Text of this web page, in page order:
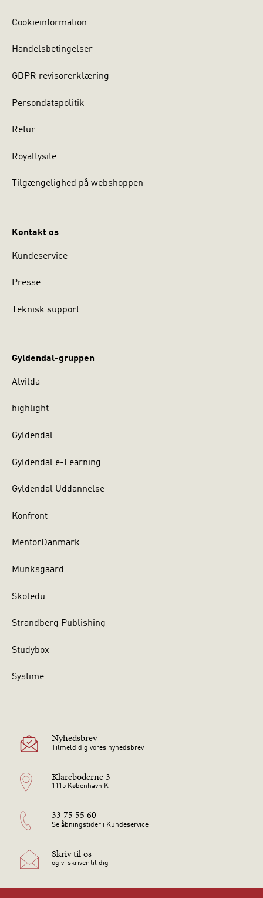
Cookieinformation
Handelsbetingelser
GDPR revisorerklæring
Persondatapolitik
Retur
Royaltysite
Tilgængelighed på webshoppen
Kontakt os
Kundeservice
Presse
Teknisk support
Gyldendal-gruppen
Alvilda
highlight
Gyldendal
Gyldendal e-Learning
Gyldendal Uddannelse
Konfront
MentorDanmark
Munksgaard
Skoledu
Strandberg Publishing
Studybox
Systime
Nyhedsbrev
Tilmeld dig vores nyhedsbrev
Klareboderne 3
1115 København K
33 75 55 60
Se åbningstider i Kundeservice
Skriv til os
og vi skriver til dig